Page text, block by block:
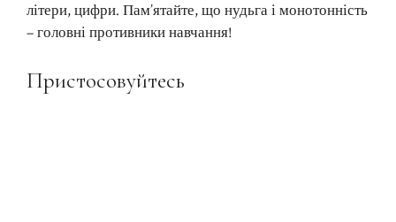
літери, цифри. Пам’ятайте, що нудьга і монотонність
– головні противники навчання!
Пристосовуйтесь